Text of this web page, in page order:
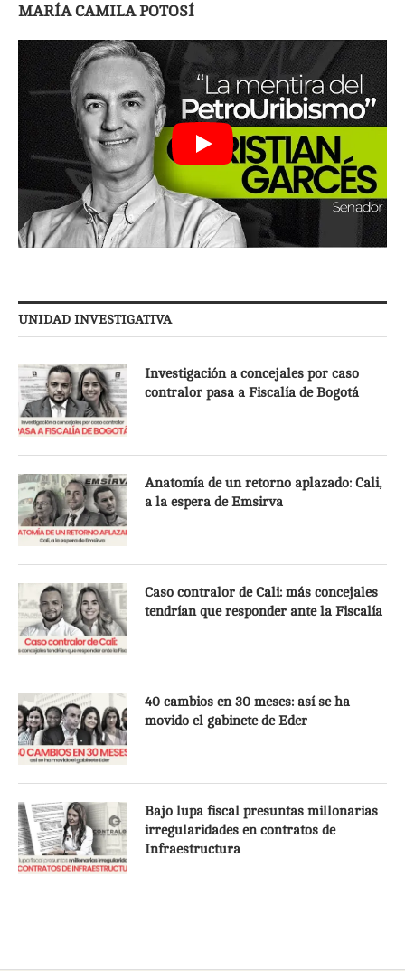
MARÍA CAMILA POTOSÍ
UNIDAD INVESTIGATIVA
Investigación a concejales por caso
contralor pasa a Fiscalía de Bogotá
Anatomía de un retorno aplazado: Cali,
a la espera de Emsirva
Caso contralor de Cali: más concejales
tendrían que responder ante la Fiscalía
40 cambios en 30 meses: así se ha
movido el gabinete de Eder
Bajo lupa fiscal presuntas millonarias
irregularidades en contratos de
Infraestructura